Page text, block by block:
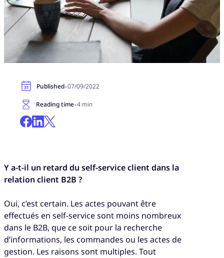
Published·07/09/2022
Reading time·4 min
Y a-t-il un retard du self-service client dans la
relation client B2B ?
Oui, c’est certain. Les actes pouvant être
effectués en self-service sont moins nombreux
dans le B2B, que ce soit pour la recherche
d’informations, les commandes ou les actes de
gestion. Les raisons sont multiples. Tout